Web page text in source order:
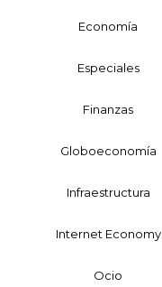
Economía
Especiales
Finanzas
Globoeconomía
Infraestructura
Internet Economy
Ocio